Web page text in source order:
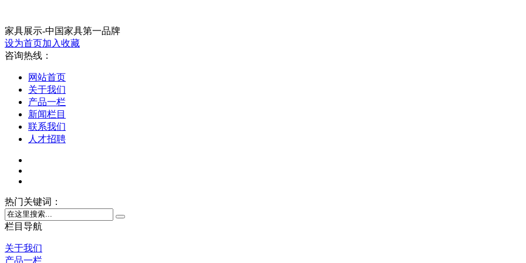
家具展示-中国家具第一品牌
设为首页加入收藏
咨询热线：
网站首页
关于我们
产品一栏
新闻栏目
联系我们
人才招聘
热门关键词：
栏目导航
关于我们
产品一栏